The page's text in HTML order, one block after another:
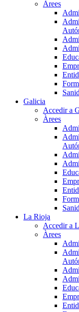
Àrees
Galicia
Accedir a
Àrees
La Rioja
Accedir a
Àrees